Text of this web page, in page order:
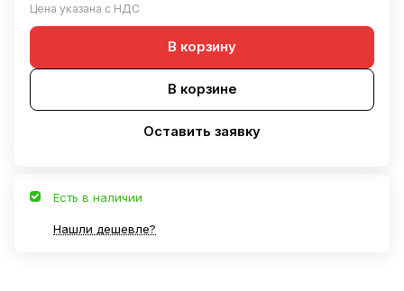
Цена указана с НДС
В корзину
В корзине
Оставить заявку
Есть в наличии
Нашли дешевле?